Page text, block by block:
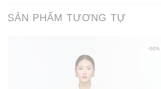
SẢN PHẨM TƯƠNG TỰ
-50%